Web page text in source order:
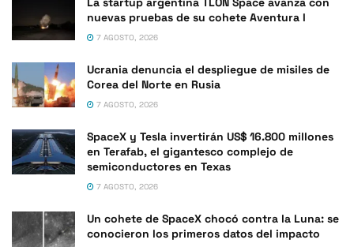
nuevas pruebas de su cohete Aventura I
7 AGOSTO, 2026
Ucrania denuncia el despliegue de misiles de
Corea del Norte en Rusia
7 AGOSTO, 2026
SpaceX y Tesla invertirán US$ 16.800 millones
en Terafab, el gigantesco complejo de
semiconductores en Texas
7 AGOSTO, 2026
Un cohete de SpaceX chocó contra la Luna: se
conocieron los primeros datos del impacto